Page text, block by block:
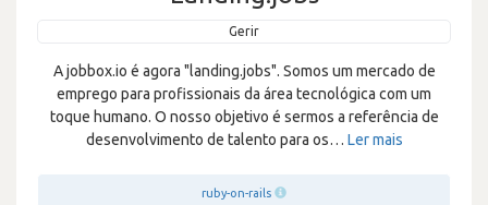
Gerir
A jobbox.io é agora "landing.jobs". Somos um mercado de
emprego para profissionais da área tecnológica com um
toque humano. O nosso objetivo é sermos a referência de
desenvolvimento de talento para os… Ler mais
ruby-on-rails